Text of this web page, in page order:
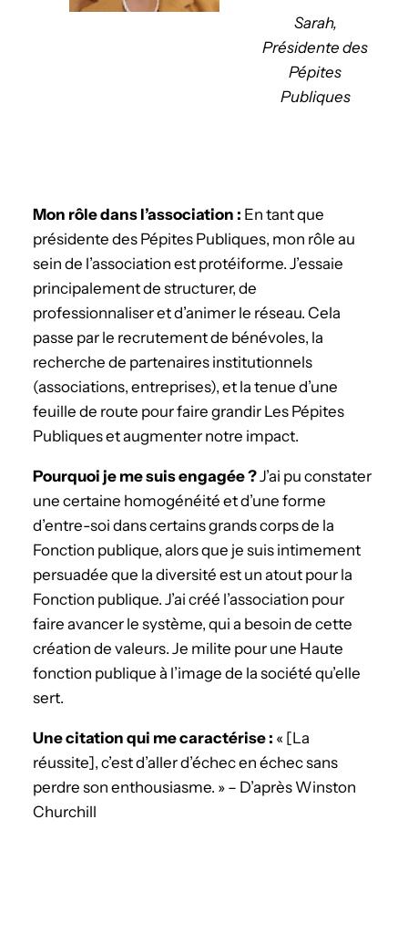
Sarah,
Présidente des
Pépites
Publiques
­Mon rôle dans l’association : En tant que
présidente des Pépites Publiques, mon rôle au
sein de l’association est protéiforme. J’essaie
principalement de structurer, de
professionnaliser et d’animer le réseau. Cela
passe par le recrutement de bénévoles, la
recherche de partenaires institutionnels
(associations, entreprises), et la tenue d’une
feuille de route pour faire grandir Les Pépites
Publiques et augmenter notre impact.
­Pourquoi je me suis engagée ?J’ai pu constater
une certaine homogénéité et d’une forme
d’entre-soi dans certains grands corps de la
Fonction publique, alors que je suis intimement
persuadée que la diversité est un atout pour la
Fonction publique. J’ai créé l’association pour
faire avancer le système, qui a besoin de cette
création de valeurs. Je milite pour une Haute
fonction publique à l’image de la société qu’elle
sert.
Une citation qui me caractérise : « [La
réussite], c’est d’aller d’échec en échec sans
perdre son enthousiasme. » – D’après Winston
Churchill